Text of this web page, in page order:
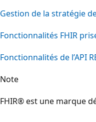
Gestion de la stratégie
Fonctionnalités FHIR
Fonctionnalités de l’API
Note
FHIR® est une marque